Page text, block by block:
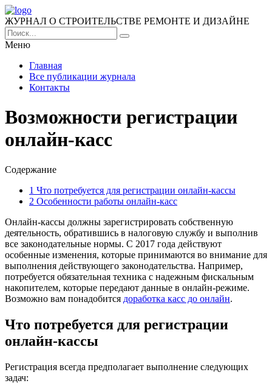
ЖУРНАЛ О СТРОИТЕЛЬСТВЕ РЕМОНТЕ И ДИЗАЙНЕ
Меню
Главная
Все публикации журнала
Контакты
Возможности регистрации
онлайн-касс
Содержание
1 Что потребуется для регистрации онлайн-кассы
2 Особенности работы онлайн-касс
Онлайн-кассы должны зарегистрировать собственную
деятельность, обратившись в налоговую службу и выполнив
все законодательные нормы. С 2017 года действуют
особенные изменения, которые принимаются во внимание для
выполнения действующего законодательства. Например,
потребуется обязательная техника с надежным фискальным
накопителем, которые передают данные в онлайн-режиме.
Возможно вам понадобится доработка касс до онлайн.
Что потребуется для регистрации
онлайн-кассы
Регистрация всегда предполагает выполнение следующих
задач: